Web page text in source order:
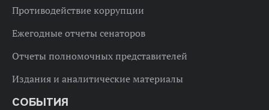
Противодействие коррупции
Ежегодные отчеты сенаторов
Отчеты полномочных представителей
Издания и аналитические материалы
СОБЫТИЯ